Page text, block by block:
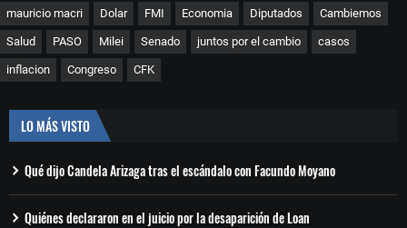
mauricio macri Dolar FMI Economia Diputados Cambiemos
Salud PASO Milei Senado juntos por el cambio casos
inflacion Congreso CFK
LO MÁS VISTO
Qué dijo Candela Arizaga tras el escándalo con Facundo Moyano
Quiénes declararon en el juicio por la desaparición de Loan